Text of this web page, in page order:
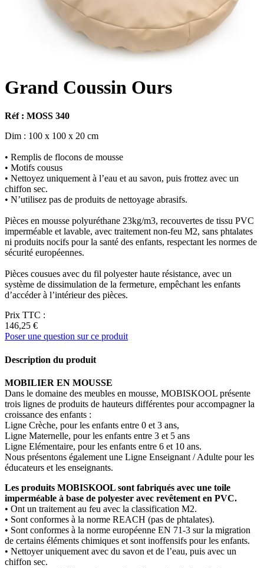
Grand Coussin Ours
Réf : MOSS 340
Dim : 100 x 100 x 20 cm
• Remplis de flocons de mousse
• Motifs cousus
• Nettoyez uniquement à l’eau et au savon, puis frottez avec un
chiffon sec.
• N’utilisez pas de produits de nettoyage abrasifs.
Pièces en mousse polyuréthane 23kg/m3, recouvertes de tissu PVC
imperméable et lavable, avec traitement non-feu M2, sans phtalates
ni produits nocifs pour la santé des enfants, respectant les normes de
sécurité européennes.
Pièces cousues avec du fil polyester haute résistance, avec un
système de dissimulation de la fermeture, empêchant les enfants
d’accéder à l’intérieur des pièces.
Prix TTC :
146,25 €
Poser une question sur ce produit
Description du produit
MOBILIER EN MOUSSE
Dans le domaine des meubles en mousse, MOBISKOOL présente
trois lignes de produits de hauteurs différentes pour accompagner la
croissance des enfants :
Ligne Crèche, pour les enfants entre 0 et 3 ans,
Ligne Maternelle, pour les enfants entre 3 et 5 ans
Ligne Elémentaire, pour les enfants entre 6 et 10 ans.
Nous présentons également une Ligne Enseignant / Adulte pour les
éducateurs et les enseignants.
Les produits MOBISKOOL sont fabriqués avec une toile
imperméable à base de polyester avec revêtement en PVC.
• Ont un traitement au feu avec la classification M2.
• Sont conformes à la norme REACH (pas de phtalates).
• Sont conformes à la norme européenne EN 71-3 sur la migration
de certains éléments chimiques et sont inoffensifs pour les enfants.
• Nettoyer uniquement avec du savon et de l’eau, puis avec un
chiffon sec.